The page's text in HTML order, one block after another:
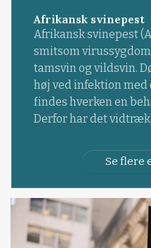
Afrikansk svinepest
Afrikansk svinepest
smitsom
tamsvin og vildsvin.
høj ved infektion med
findes hverken en
Derfor har det
Se flere